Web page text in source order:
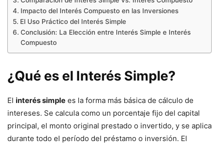
Impacto del Interés Compuesto en las Inversiones
El Uso Práctico del Interés Simple
Conclusión: La Elección entre Interés Simple e Interés
Compuesto
¿Qué es el Interés Simple?
El interés simple es la forma más básica de cálculo de
intereses. Se calcula como un porcentaje fijo del capital
principal, el monto original prestado o invertido, y se aplica
durante todo el período del préstamo o inversión. El